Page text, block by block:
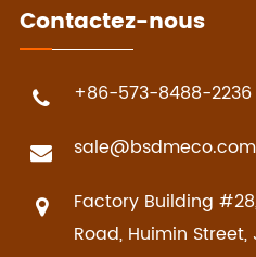
Contactez-nous
+86-573-8488-2236
sale@bsdmeco.com
Factory Building
Road, Huimin